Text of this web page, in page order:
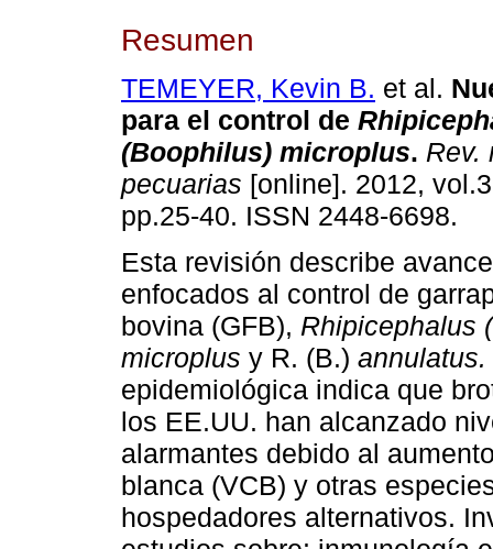
Resumen
TEMEYER, Kevin B. et al.
para el control de
(Boophilus) microplus. Rev.
pecuarias [online]. 2012,
pp.25-40. ISSN 2448-6698.
Esta revisión describe
enfocados al control de
bovina (GFB), Rhipicephalus
microplus y R. (B.) annulatus.
epidemiológica indica que
los EE.UU. han alcanzado
alarmantes debido al
blanca (VCB) y otras
hospedadores alternativos.